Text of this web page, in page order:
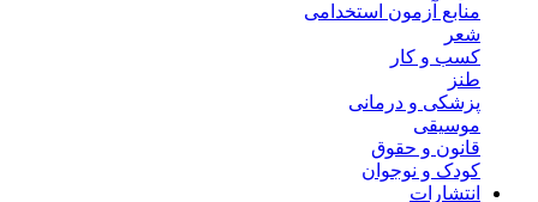
منابع آزمون استخدامی
شعر
کسب و کار
طنز
پزشکی و درمانی
موسیقی
قانون و حقوق
کودک و نوجوان
انتشارات